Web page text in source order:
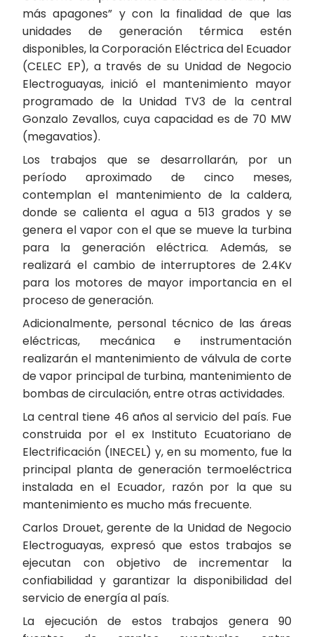
más apagones” y con la finalidad de que las
unidades de generación térmica estén
disponibles, la Corporación Eléctrica del Ecuador
(CELEC EP), a través de su Unidad de Negocio
Electroguayas, inició el mantenimiento mayor
programado de la Unidad TV3 de la central
Gonzalo Zevallos, cuya capacidad es de 70 MW
(megavatios).
Los trabajos que se desarrollarán, por un
período aproximado de cinco meses,
contemplan el mantenimiento de la caldera,
donde se calienta el agua a 513 grados y se
genera el vapor con el que se mueve la turbina
para la generación eléctrica. Además, se
realizará el cambio de interruptores de 2.4Kv
para los motores de mayor importancia en el
proceso de generación.
Adicionalmente, personal técnico de las áreas
eléctricas, mecánica e instrumentación
realizarán el mantenimiento de válvula de corte
de vapor principal de turbina, mantenimiento de
bombas de circulación, entre otras actividades.
La central tiene 46 años al servicio del país. Fue
construida por el ex Instituto Ecuatoriano de
Electrificación (INECEL) y, en su momento, fue la
principal planta de generación termoeléctrica
instalada en el Ecuador, razón por la que su
mantenimiento es mucho más frecuente.
Carlos Drouet, gerente de la Unidad de Negocio
Electroguayas, expresó que estos trabajos se
ejecutan con objetivo de incrementar la
confiabilidad y garantizar la disponibilidad del
servicio de energía al país.
La ejecución de estos trabajos genera 90